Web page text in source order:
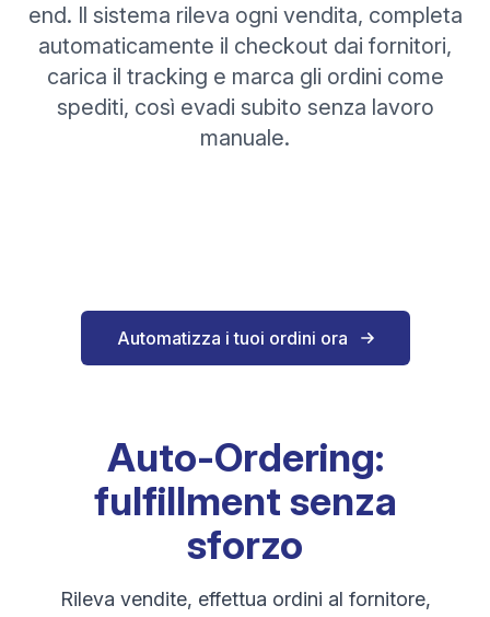
end. Il sistema rileva ogni vendita, completa
automaticamente il checkout dai fornitori,
carica il tracking e marca gli ordini come
spediti, così evadi subito senza lavoro
manuale.
Automatizza i tuoi ordini ora
Auto-Ordering:
fulfillment senza
sforzo
Rileva vendite, effettua ordini al fornitore,